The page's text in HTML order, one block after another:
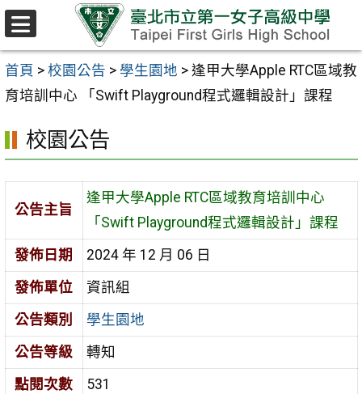
跳至主要內容區
首頁 > 校園公告 > 學生園地 > 逢甲大學Apple RTC區域教
育培訓中心 「Swift Playground程式邏輯設計」課程
校園公告
公告主旨
逢甲大學Apple RTC區域教育培訓中心
「Swift Playground程式邏輯設計」課程
發佈日期
2024 年 12 月 06 日
發佈單位
資訊組
公告類別
學生園地
公告等級
轉知
點閱次數
531
選
單